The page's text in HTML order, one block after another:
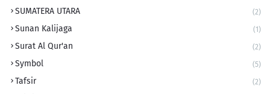
SUMATERA UTARA (2)
Sunan Kalijaga (1)
Surat Al Qur'an (2)
Symbol (5)
Tafsir (2)